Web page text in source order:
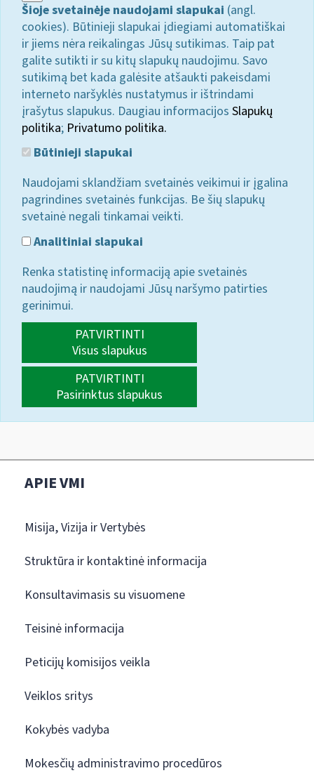
Šioje svetainėje naudojami slapukai (angl.
cookies). Būtinieji slapukai įdiegiami automatiškai
ir jiems nėra reikalingas Jūsų sutikimas. Taip pat
galite sutikti ir su kitų slapukų naudojimu. Savo
sutikimą bet kada galėsite atšaukti pakeisdami
interneto naršyklės nustatymus ir ištrindami
įrašytus slapukus. Daugiau informacijos Slapukų
politika; Privatumo politika.
Būtinieji slapukai
Naudojami sklandžiam svetainės veikimui ir įgalina
pagrindines svetainės funkcijas. Be šių slapukų
svetainė negali tinkamai veikti.
Analitiniai slapukai
Renka statistinę informaciją apie svetainės
naudojimą ir naudojami Jūsų naršymo patirties
gerinimui.
PATVIRTINTI
Visus slapukus
PATVIRTINTI
Pasirinktus slapukus
APIE VMI
Misija, Vizija ir Vertybės
Struktūra ir kontaktinė informacija
Konsultavimasis su visuomene
Teisinė informacija
Peticijų komisijos veikla
Veiklos sritys
Kokybės vadyba
Mokesčių administravimo procedūros